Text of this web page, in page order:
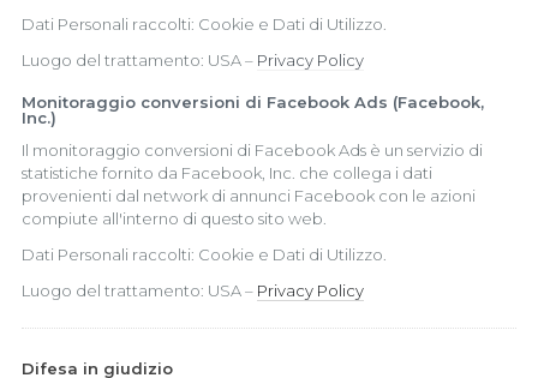
Dati Personali raccolti: Cookie e Dati di Utilizzo.
Luogo del trattamento: USA – Privacy Policy
Monitoraggio conversioni di Facebook Ads (Facebook,
Inc.)
Il monitoraggio conversioni di Facebook Ads è un servizio di
statistiche fornito da Facebook, Inc. che collega i dati
provenienti dal network di annunci Facebook con le azioni
compiute all'interno di questo sito web.
Dati Personali raccolti: Cookie e Dati di Utilizzo.
Luogo del trattamento: USA – Privacy Policy
Difesa in giudizio